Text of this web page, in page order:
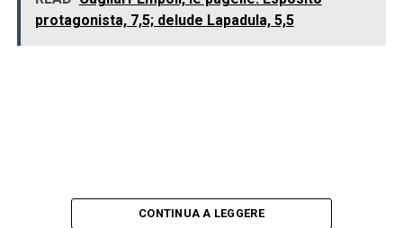
protagonista, 7,5; delude Lapadula, 5,5
CONTINUA A LEGGERE